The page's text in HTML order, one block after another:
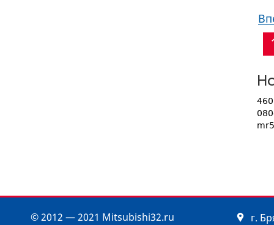
© 2012 — 2021 Mitsubishi32.ru г.